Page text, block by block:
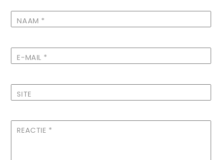
NAAM *
E-MAIL *
SITE
REACTIE *